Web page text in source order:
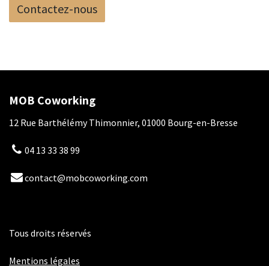
Contactez-nous
MOB Coworking
12 Rue Barthélémy Thimonnier, 01000 Bourg-en-Bresse
04 13 33 38 99
contact@mobcoworking.com
Tous droits réservés
Mentions légales